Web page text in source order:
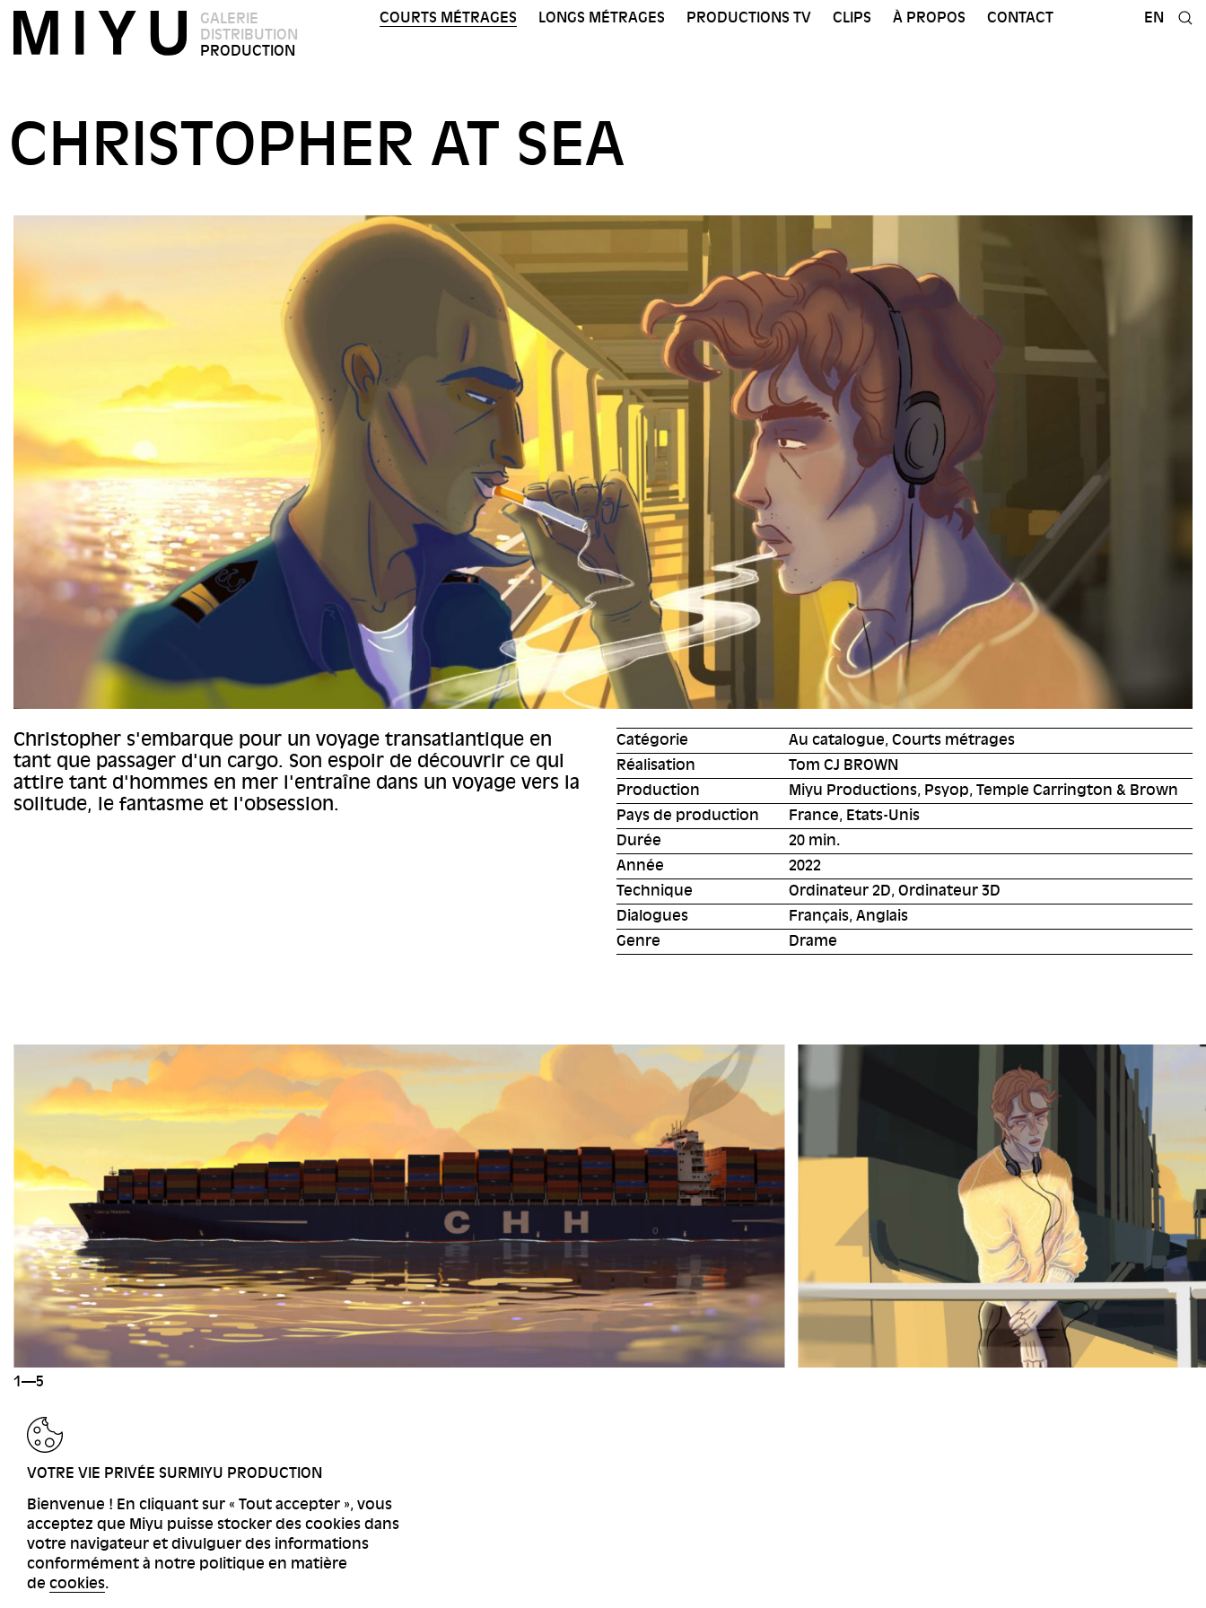
GALERIE
DISTRIBUTION
PRODUCTION
COURTS MÉTRAGES LONGS MÉTRAGES PRODUCTIONS TV CLIPS À PROPOS CONTACT EN
CHRISTOPHER AT SEA
Christopher s'embarque pour un voyage transatlantique en
tant que passager d'un cargo. Son espoir de découvrir ce qui
attire tant d'hommes en mer l'entraîne dans un voyage vers la
solitude, le fantasme et l'obsession.
Catégorie
Au catalogue, Courts métrages
Réalisation
Tom CJ BROWN
Production
Miyu Productions, Psyop, Temple Carrington & Brown
Pays de production
France, Etats-Unis
Durée
20 min.
Année
2022
Technique
Ordinateur 2D, Ordinateur 3D
Dialogues
Français, Anglais
Genre
Drame
1—5
RETOUR
VOTRE VIE PRIVÉE SURMIYU PRODUCTION
Bienvenue ! En cliquant sur « Tout accepter », vous
acceptez que Miyu puisse stocker des cookies dans
votre navigateur et divulguer des informations
conformément à notre politique en matière
de cookies.